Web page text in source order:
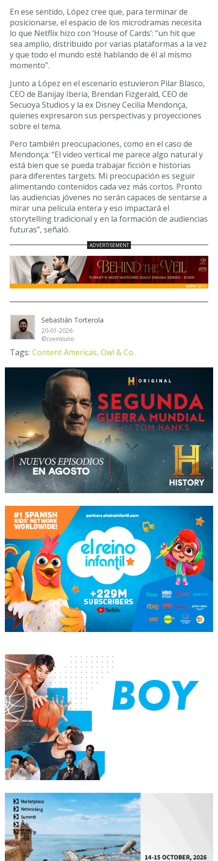
En ese sentido, López cree que, para terminar de
posicionarse, el espacio de los microdramas necesita
lo que Netflix hizo con ‘House of Cards’: “un hit que
sea amplio, distribuido por varias plataformas a la vez
y que todo el mundo esté hablando de él al mismo
momento”.
Junto a López en el escenario estuvieron Pilar Blasco,
CEO de Banijay Iberia, Brendan Fizgerald, CEO de
Secuoya Studios y la ex Disney Cecilia Mendonça,
quienes expresaron sus perspectivas y proyecciones
sobre el tema.
Pero también preocupaciones, como en el caso de
Mendonça: “El video vertical me parece algo natural y
está bien que se pueda trabajar ficción e historias
para diferentes targets. Mi preocupación es seguir
alimentando contenidos cada vez más cortos. Pronto
las audiencias jóvenes no serán capaces de sentarse a
mirar una película entera y eso impactará el
storytelling tradicional y en la formación de audiencias
futuras”, señaló.
Sebastián Torterola
20-01-2026
©cveintiuno
Tags: Content Americas, Owl & Co.